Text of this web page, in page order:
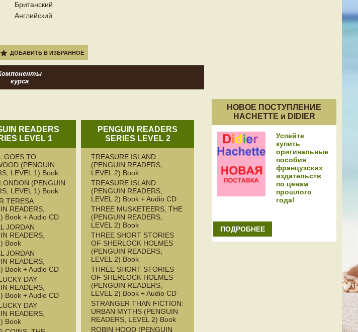
Британский
Английский
ДОБАВИТЬ В ИЗБРАННОЕ
курса
READERS
LEVEL 1
GOES TO
(PENGUIN
LEVEL 1) Book
(PENGUIN
LEVEL 1) Book
TERESA
READERS,
Book + Audio CD
JORDAN
READERS,
Book
JORDAN
READERS,
Book + Audio CD
DAY
READERS,
Book + Audio CD
DAY
READERS,
Book
PENGUIN READERS
SERIES LEVEL 2
TREASURE ISLAND
(PENGUIN READERS,
LEVEL 2) Book
TREASURE ISLAND
(PENGUIN READERS,
LEVEL 2) Book + Audio CD
THREE MUSKETEERS, THE
(PENGUIN READERS,
LEVEL 2) Book
THREE SHORT STORIES
OF SHERLOCK HOLMES
(PENGUIN READERS,
LEVEL 2) Book
THREE SHORT STORIES
OF SHERLOCK HOLMES
(PENGUIN READERS,
LEVEL 2) Book + Audio CD
STRANGER THAN FICTION:
URBAN MYTHS (PENGUIN
READERS, LEVEL 2) Book
ROBIN HOOD (PENGUIN
НОВОЕ ПОСТУПЛЕНИЕ
HACHETTE и DIDIER
Успейте
купить
оригинальные
пособия
французских
издательств
по ценам
прошлого
года!
ПОДРОБНЕЕ